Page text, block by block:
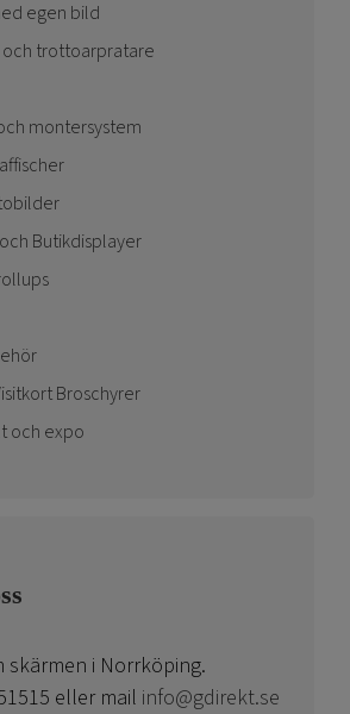
egen bild
trottoarpratare
montersystem
Butikdisplayer
Broschyrer
och expo
skärmen i Norrköping.
eller mail info@gdirekt.se